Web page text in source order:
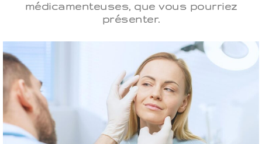
médicamenteuses, que vous pourriez
présenter.